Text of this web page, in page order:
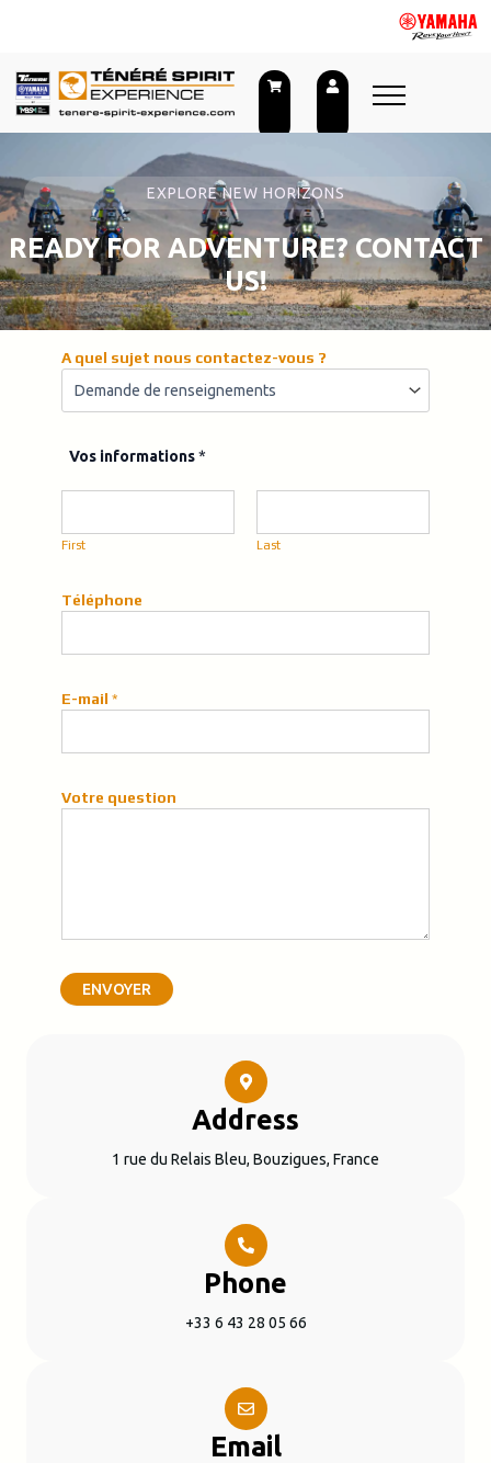
EXPLORE NEW HORIZONS
READY FOR ADVENTURE? CONTACT
US!
o
s
n
o
m
A quel sujet nous contactez-vous ?
Vos informations*
First Last
Téléphone
E-mail *
Votre question
ENVOYER
Address
1 rue du Relais Bleu, Bouzigues, France
Phone
+33 6 43 28 05 66
Email